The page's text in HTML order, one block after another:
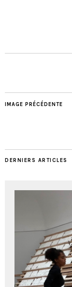
IMAGE PRÉCÉDENTE
DERNIERS ARTICLES